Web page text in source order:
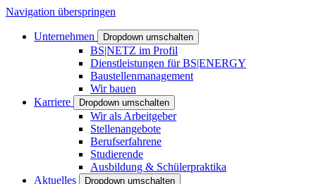
Navigation überspringen
Unternehmen Dropdown umschalten
BS|NETZ im Profil
Dienstleistungen für BS|ENERGY
Baustellenmanagement
Wir bauen
Karriere
Dropdown umschalten
Wir als Arbeitgeber
Stellenangebote
Berufserfahrene
Studierende
Ausbildung & Schülerpraktika
Aktuelles
Dropdown umschalten